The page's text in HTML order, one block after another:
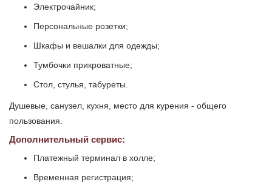
Электрочайник;
Персональные розетки;
Шкафы и вешалки для одежды;
Тумбочки прикроватные;
Стол, стулья, табуреты.
Душевые, санузел, кухня, место для курения - общего
пользования.
Дополнительный сервис:
Платежный терминал в холле;
Временная регистрация;